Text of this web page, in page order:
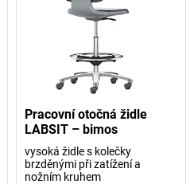
Pracovní otočná židle
LABSIT – bimos
vysoká židle s kolečky
brzděnými při zatížení a
nožním kruhem